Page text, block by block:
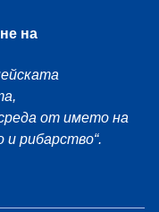
на
от името на
и рибарство“.